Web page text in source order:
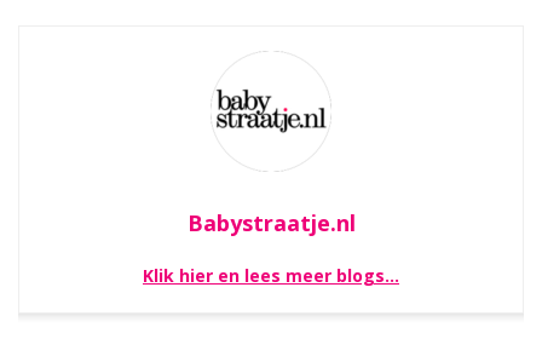
Babystraatje.nl
Klik hier en lees meer blogs…